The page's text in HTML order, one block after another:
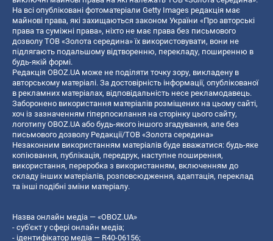
На всі опубліковані фотоматеріали Getty Images редакція має
майнові права, які захищаються законом України «Про авторські
права та суміжні права», ніхто не має права без письмового
дозволу ТОВ «Золота середина» їх використовувати, вони не
підлягають подальшому відтворенню, перекладу, поширенню в
будь-якій формі.
Редакція OBOZ.UA може не поділяти точку зору, викладену в
авторському матеріалі. За достовірність інформації, опублікованої
в рекламних матеріалах, відповідальність несе рекламодавець.
Заборонено використання матеріалів розміщених на цьому сайті,
хоч із зазначенням гіперпосилання на сторінку цього сайту,
логотипу OBOZ.UA або будь-якого іншого згадування, але без
письмового дозволу Редакції/ТОВ «Золота середина»
Незаконним використанням матеріалів буде вважатися: будь-яке
копiювання, публiкацiя, передрук, наступне поширення,
використання, переробка з використанням, включенням до
складу інших матеріалів, розповсюдження, адаптація, переклад
та інші подібні зміни матеріалу.
Назва онлайн медіа — «OBOZ.UA»
- суб'єкт у сфері онлайн медіа;
- ідентифікатор медіа — R40-06156;